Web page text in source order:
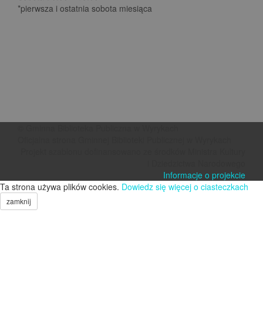
*pierwsza i ostatnia sobota miesiąca
Informacje o projekcie
Ta strona używa plików cookies. Dowiedz się więcej o ciasteczkach
zamknij